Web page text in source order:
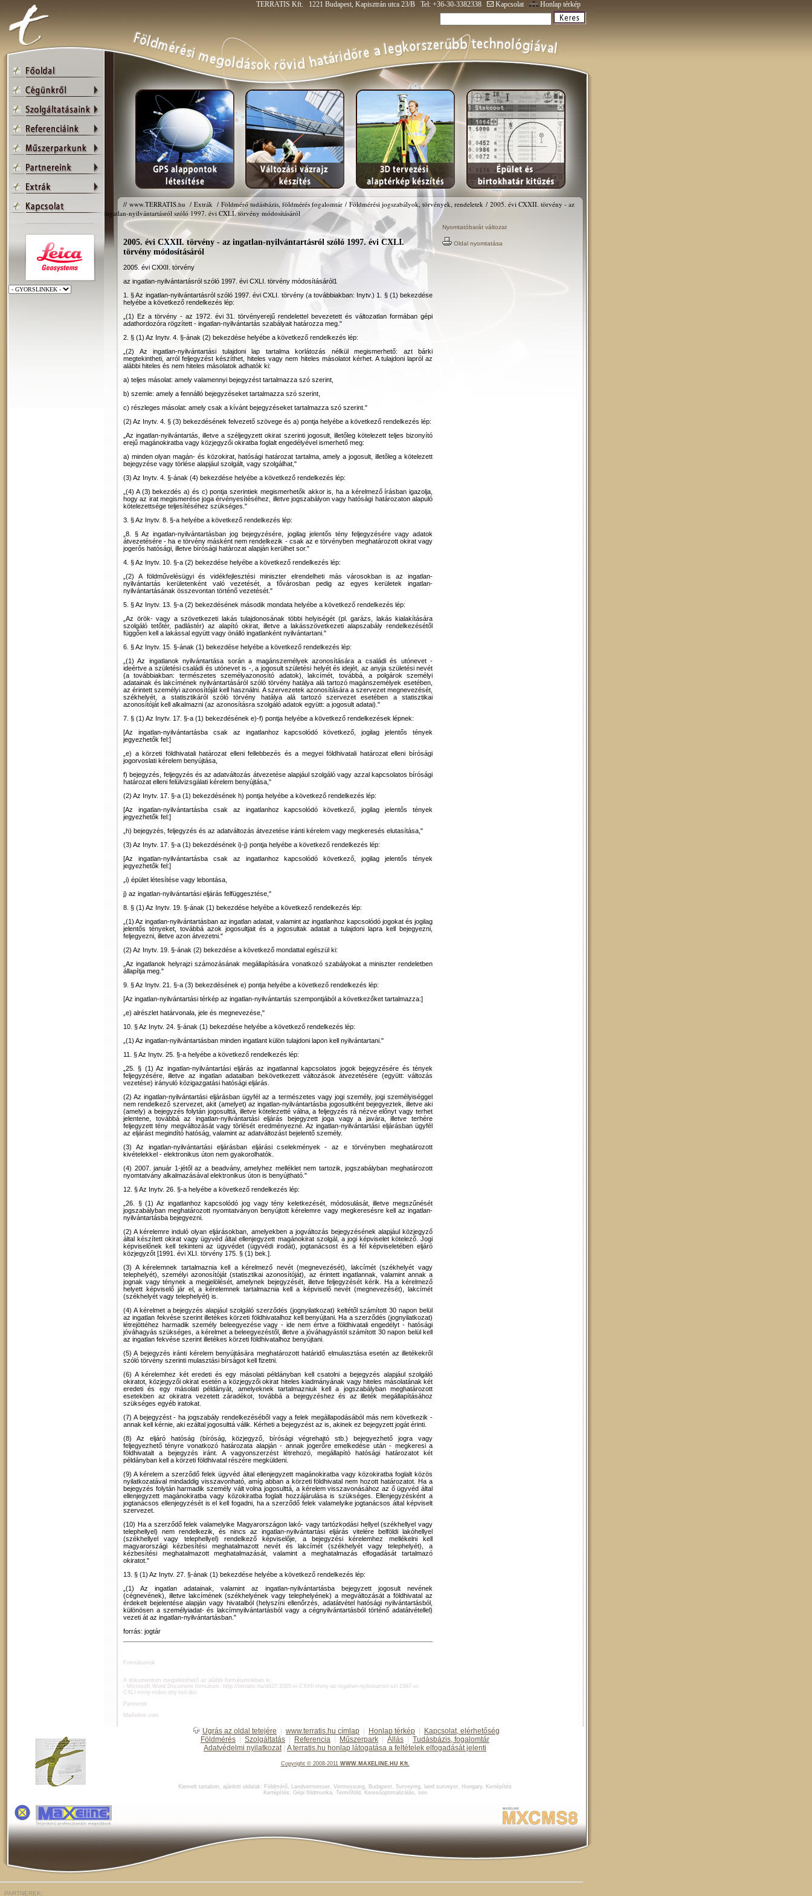
TERRATIS Kft. 1221 Budapest, Kapisztrán utca 23/B Tel: +36-30-3382338 Kapcsolat Honlap térkép
// www.TERRATIS.hu / Extrák / Földmérő tudásbázis, földmérés fogalomtár / Földmérési jogszabályok, törvények, rendeletek / 2005. évi CXXII. törvény - az
ingatlan-nyilvántartásról szóló 1997. évi CXLI. törvény módosításáról
2005. évi CXXII. törvény - az ingatlan-nyilvántartásról szóló 1997. évi CXLI.
törvény módosításáról
2005. évi CXXII. törvény
az ingatlan-nyilvántartásról szóló 1997. évi CXLI. törvény módosításáról1
1. § Az ingatlan-nyilvántartásról szóló 1997. évi CXLI. törvény (a továbbiakban: Inytv.) 1. § (1) bekezdése
helyébe a következő rendelkezés lép:
„(1) Ez a törvény - az 1972. évi 31. törvényerejű rendelettel bevezetett és változatlan formában gépi
adathordozóra rögzített - ingatlan-nyilvántartás szabályait határozza meg."
2. § (1) Az Inytv. 4. §-ának (2) bekezdése helyébe a következő rendelkezés lép:
„(2) Az ingatlan-nyilvántartási tulajdoni lap tartalma korlátozás nélkül megismerhető: azt bárki
megtekintheti, arról feljegyzést készíthet, hiteles vagy nem hiteles másolatot kérhet. A tulajdoni lapról az
alábbi hiteles és nem hiteles másolatok adhatók ki:
a) teljes másolat: amely valamennyi bejegyzést tartalmazza szó szerint,
b) szemle: amely a fennálló bejegyzéseket tartalmazza szó szerint,
c) részleges másolat: amely csak a kívánt bejegyzéseket tartalmazza szó szerint."
(2) Az Inytv. 4. § (3) bekezdésének felvezető szövege és a) pontja helyébe a következő rendelkezés lép:
„Az ingatlan-nyilvántartás, illetve a széljegyzett okirat szerinti jogosult, illetőleg kötelezett teljes bizonyító
erejű magánokiratba vagy közjegyzői okiratba foglalt engedélyével ismerhető meg:
a) minden olyan magán- és közokirat, hatósági határozat tartalma, amely a jogosult, illetőleg a kötelezett
bejegyzése vagy törlése alapjául szolgált, vagy szolgálhat,"
(3) Az Inytv. 4. §-ának (4) bekezdése helyébe a következő rendelkezés lép:
„(4) A (3) bekezdés a) és c) pontja szerintiek megismerhetők akkor is, ha a kérelmező írásban igazolja,
hogy az irat megismerése joga érvényesítéséhez, illetve jogszabályon vagy hatósági határozaton alapuló
kötelezettsége teljesítéséhez szükséges."
3. § Az Inytv. 8. §-a helyébe a következő rendelkezés lép:
„8. § Az ingatlan-nyilvántartásban jog bejegyzésére, jogilag jelentős tény feljegyzésére vagy adatok
átvezetésére - ha e törvény másként nem rendelkezik - csak az e törvényben meghatározott okirat vagy
jogerős hatósági, illetve bírósági határozat alapján kerülhet sor."
4. § Az Inytv. 10. §-a (2) bekezdése helyébe a következő rendelkezés lép:
„(2) A földművelésügyi és vidékfejlesztési miniszter elrendelheti más városokban is az ingatlan-
nyilvántartás kerületenként való vezetését, a fővárosban pedig az egyes kerületek ingatlan-
nyilvántartásának összevontan történő vezetését."
5. § Az Inytv. 13. §-a (2) bekezdésének második mondata helyébe a következő rendelkezés lép:
„Az örök- vagy a szövetkezeti lakás tulajdonosának többi helyiségét (pl. garázs, lakás kialakítására
szolgáló tetőtér, padlástér) az alapító okirat, illetve a lakásszövetkezeti alapszabály rendelkezésétől
függően kell a lakással együtt vagy önálló ingatlanként nyilvántartani."
6. § Az Inytv. 15. §-ának (1) bekezdése helyébe a következő rendelkezés lép:
„(1) Az ingatlanok nyilvántartása során a magánszemélyek azonosítására a családi és utónevet -
ideértve a születési családi és utónevet is -, a jogosult születési helyét és idejét, az anyja születési nevét
(a továbbiakban: természetes személyazonosító adatok), lakcímét, továbbá, a polgárok személyi
adatainak és lakcímének nyilvántartásáról szóló törvény hatálya alá tartozó magánszemélyek esetében,
az érintett személyi azonosítóját kell használni. A szervezetek azonosítására a szervezet megnevezését,
székhelyét, a statisztikáról szóló törvény hatálya alá tartozó szervezet esetében a statisztikai
azonosítóját kell alkalmazni (az azonosításra szolgáló adatok együtt: a jogosult adatai)."
7. § (1) Az Inytv. 17. §-a (1) bekezdésének e)-f) pontja helyébe a következő rendelkezések lépnek:
[Az ingatlan-nyilvántartásba csak az ingatlanhoz kapcsolódó következő, jogilag jelentős tények
jegyezhetők fel:]
„e) a körzeti földhivatali határozat elleni fellebbezés és a megyei földhivatali határozat elleni bírósági
jogorvoslati kérelem benyújtása,
f) bejegyzés, feljegyzés és az adatváltozás átvezetése alapjául szolgáló vagy azzal kapcsolatos bírósági
határozat elleni felülvizsgálati kérelem benyújtása,"
(2) Az Inytv. 17. §-a (1) bekezdésének h) pontja helyébe a következő rendelkezés lép:
[Az ingatlan-nyilvántartásba csak az ingatlanhoz kapcsolódó következő, jogilag jelentős tények
jegyezhetők fel:]
„h) bejegyzés, feljegyzés és az adatváltozás átvezetése iránti kérelem vagy megkeresés elutasítása,"
(3) Az Inytv. 17. §-a (1) bekezdésének i)-j) pontja helyébe a következő rendelkezés lép:
[Az ingatlan-nyilvántartásba csak az ingatlanhoz kapcsolódó következő, jogilag jelentős tények
jegyezhetők fel:]
„i) épület létesítése vagy lebontása,
j) az ingatlan-nyilvántartási eljárás felfüggesztése,"
8. § (1) Az Inytv. 19. §-ának (1) bekezdése helyébe a következő rendelkezés lép:
„(1) Az ingatlan-nyilvántartásban az ingatlan adatait, valamint az ingatlanhoz kapcsolódó jogokat és jogilag
jelentős tényeket, továbbá azok jogosultjait és a jogosultak adatait a tulajdoni lapra kell bejegyezni,
feljegyezni, illetve azon átvezetni."
(2) Az Inytv. 19. §-ának (2) bekezdése a következő mondattal egészül ki:
„Az ingatlanok helyrajzi számozásának megállapítására vonatkozó szabályokat a miniszter rendeletben
állapítja meg."
9. § Az Inytv. 21. §-a (3) bekezdésének e) pontja helyébe a következő rendelkezés lép:
[Az ingatlan-nyilvántartási térkép az ingatlan-nyilvántartás szempontjából a következőket tartalmazza:]
„e) alrészlet határvonala, jele és megnevezése,"
10. § Az Inytv. 24. §-ának (1) bekezdése helyébe a következő rendelkezés lép:
„(1) Az ingatlan-nyilvántartásban minden ingatlant külön tulajdoni lapon kell nyilvántartani."
11. § Az Inytv. 25. §-a helyébe a következő rendelkezés lép:
„25. § (1) Az ingatlan-nyilvántartási eljárás az ingatlannal kapcsolatos jogok bejegyzésére és tények
feljegyzésére, illetve az ingatlan adataiban bekövetkezett változások átvezetésére (együtt: változás
vezetése) irányuló közigazgatási hatósági eljárás.
(2) Az ingatlan-nyilvántartási eljárásban ügyfél az a természetes vagy jogi személy, jogi személyiséggel
nem rendelkező szervezet, akit (amelyet) az ingatlan-nyilvántartásba jogosultként bejegyeztek, illetve aki
(amely) a bejegyzés folytán jogosulttá, illetve kötelezetté válna, a feljegyzés rá nézve előnyt vagy terhet
jelentene, továbbá az ingatlan-nyilvántartási eljárás bejegyzett joga vagy a javára, illetve terhére
feljegyzett tény megváltozását vagy törlését eredményezné. Az ingatlan-nyilvántartási eljárásban ügyfél
az eljárást megindító hatóság, valamint az adatváltozást bejelentő személy.
(3) Az ingatlan-nyilvántartási eljárásban eljárási cselekmények - az e törvényben meghatározott
kivételekkel - elektronikus úton nem gyakorolhatók.
(4) 2007. január 1-jétől az a beadvány, amelyhez melléklet nem tartozik, jogszabályban meghatározott
nyomtatvány alkalmazásával elektronikus úton is benyújtható."
12. § Az Inytv. 26. §-a helyébe a következő rendelkezés lép:
„26. § (1) Az ingatlanhoz kapcsolódó jog vagy tény keletkezését, módosulását, illetve megszűnését
jogszabályban meghatározott nyomtatványon benyújtott kérelemre vagy megkeresésre kell az ingatlan-
nyilvántartásba bejegyezni.
(2) A kérelemre induló olyan eljárásokban, amelyekben a jogváltozás bejegyzésének alapjául közjegyző
által készített okirat vagy ügyvéd által ellenjegyzett magánokirat szolgál, a jogi képviselet kötelező. Jogi
képviselőnek kell tekinteni az ügyvédet (ügyvédi irodát), jogtanácsost és a fél képviseletében eljáró
közjegyzőt [1991. évi XLI. törvény 175. § (1) bek.].
(3) A kérelemnek tartalmaznia kell a kérelmező nevét (megnevezését), lakcímét (székhelyét vagy
telephelyét), személyi azonosítóját (statisztikai azonosítóját), az érintett ingatlannak, valamint annak a
jognak vagy ténynek a megjelölését, amelynek bejegyzését, illetve feljegyzését kérik. Ha a kérelmező
helyett képviselő jár el, a kérelemnek tartalmaznia kell a képviselő nevét (megnevezését), lakcímét
(székhelyét vagy telephelyét) is.
(4) A kérelmet a bejegyzés alapjául szolgáló szerződés (jognyilatkozat) keltétől számított 30 napon belül
az ingatlan fekvése szerint illetékes körzeti földhivatalhoz kell benyújtani. Ha a szerződés (jognyilatkozat)
létrejöttéhez harmadik személy beleegyezése vagy - ide nem értve a földhivatali engedélyt - hatósági
jóváhagyás szükséges, a kérelmet a beleegyezéstől, illetve a jóváhagyástól számított 30 napon belül kell
az ingatlan fekvése szerint illetékes körzeti földhivatalhoz benyújtani.
(5) A bejegyzés iránti kérelem benyújtására meghatározott határidő elmulasztása esetén az illetékekről
szóló törvény szerinti mulasztási bírságot kell fizetni.
(6) A kérelemhez két eredeti és egy másolati példányban kell csatolni a bejegyzés alapjául szolgáló
okiratot, közjegyzői okirat esetén a közjegyzői okirat hiteles kiadmányának vagy hiteles másolatának két
eredeti és egy másolati példányát, amelyeknek tartalmazniuk kell a jogszabályban meghatározott
esetekben az okiratra vezetett záradékot, továbbá a bejegyzéshez és az illeték megállapításához
szükséges egyéb iratokat.
(7) A bejegyzést - ha jogszabály rendelkezéséből vagy a felek megállapodásából más nem következik -
annak kell kérnie, aki ezáltal jogosulttá válik. Kérheti a bejegyzést az is, akinek ez bejegyzett jogát érinti.
(8) Az eljáró hatóság (bíróság, közjegyző, bírósági végrehajtó stb.) bejegyezhető jogra vagy
feljegyezhető tényre vonatkozó határozata alapján - annak jogerőre emelkedése után - megkeresi a
földhivatalt a bejegyzés iránt. A vagyonszerzést létrehozó, megállapító hatósági határozatot két
példányban kell a körzeti földhivatal részére megküldeni.
(9) A kérelem a szerződő felek ügyvéd által ellenjegyzett magánokiratba vagy közokiratba foglalt közös
nyilatkozatával mindaddig visszavonható, amíg abban a körzeti földhivatal nem hozott határozatot. Ha a
bejegyzés folytán harmadik személy vált volna jogosulttá, a kérelem visszavonásához az ő ügyvéd által
ellenjegyzett magánokiratba vagy közokiratba foglalt hozzájárulása is szükséges. Ellenjegyzésként a
jogtanácsos ellenjegyzését is el kell fogadni, ha a szerződő felek valamelyike jogtanácsos által képviselt
szervezet.
(10) Ha a szerződő felek valamelyike Magyarországon lakó- vagy tartózkodási hellyel (székhellyel vagy
telephellyel) nem rendelkezik, és nincs az ingatlan-nyilvántartási eljárás vitelére belföldi lakóhellyel
(székhellyel vagy telephellyel) rendelkező képviselője, a bejegyzési kérelemhez mellékelni kell
magyarországi kézbesítési meghatalmazott nevét és lakcímét (székhelyét vagy telephelyét), a
kézbesítési meghatalmazott meghatalmazását, valamint a meghatalmazás elfogadását tartalmazó
okiratot."
13. § (1) Az Inytv. 27. §-ának (1) bekezdése helyébe a következő rendelkezés lép:
„(1) Az ingatlan adatainak, valamint az ingatlan-nyilvántartásba bejegyzett jogosult nevének
(cégnevének), illetve lakcímének (székhelyének vagy telephelyének) a megváltozását a földhivatal az
érdekelt bejelentése alapján vagy hivatalból (helyszíni ellenőrzés, adatátvétel hatósági nyilvántartásból,
különösen a személyiadat- és lakcímnyilvántartásból vagy a cégnyilvántartásból történő adatátvétellel)
vezeti át az ingatlan-nyilvántartásban."
forrás: jogtár
Formátumok
A dokumentum megtekinthető az alábbi formátumokban is:
- Microsoft Word Document formátum: http://terratis.hu/d437-2005-vi-CXXII-trvny-az-ingatlan-nyilvntartsrl-szl-1997-vi-
CXLI-trvny-mdos-shy-tsrl.doc
Partnerek
MaXeline.com
Nyomtatóbarát változat
Oldal nyomtatása
Ugrás az oldal tetejére www.terratis.hu címlap Honlap térkép
Kapcsolat, elérhetőség
Földmérés
Szolgáltatás Referencia Műszerpark Állás
Tudásbázis, fogalomtár
Adatvédelmi nyilatkozat
A terratis.hu honlap látogatása a feltételek elfogadását jelenti
Copyright©2008-2011 WWW.MAXELINE.HU Kft.
Kiemelt tartalom, ajánlott oldalak: Földmérő, Landvermesser, Vermessung, Budapest , Surveying, land surveyor, Hungary, Kertépítés
Kertépítés , Gépi földmunka, Termőföld , Keresőoptimalizálás , seo
PARTNEREK: